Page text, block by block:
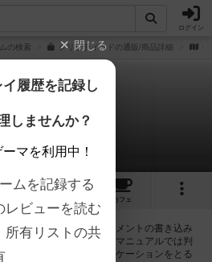
ログイン
の検索 クリプティッドの通販/商品詳細 作
プティッド
0件の掲示板
60
カフェ
関する掲示板の作成やコメントの書き込み
の疑問やエラッタ情報、マニュアルでは判
員同士で自由にコミュニケーションをとる
閉じる
履歴を記録し
しませんか？
マを利用中！
ムを記録する
レビューを読む
所有リストの共